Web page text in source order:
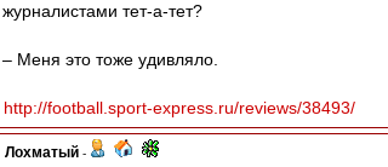
журналистами тет-а-тет?
– Меня это тоже удивляло.
http://football.sport-express.ru/reviews/38493/
Лохматый -